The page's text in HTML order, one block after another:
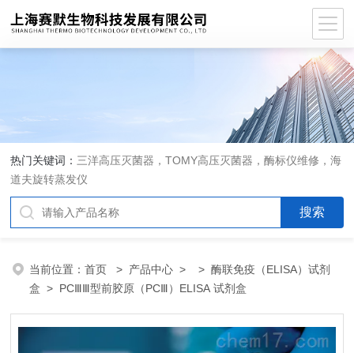
热门关键词： 三洋高压灭菌器，TOMY高压灭菌器，酶标仪维修，海
道夫旋转蒸发仪
当前位置：首页 > 产品中心 > >酶联免疫（ELISA）试剂
盒 > PCⅢⅢ型前胶原（PCⅢ）ELISA 试剂盒